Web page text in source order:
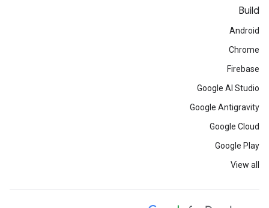
Build
Android
Chrome
Firebase
Google AI Studio
Google Antigravity
Google Cloud
Google Play
View all